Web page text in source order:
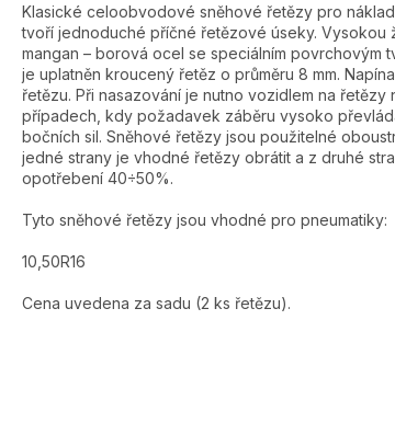
Klasické celoobvodové sněhové řetězy pro
tvoří jednoduché příčné řetězové úseky. Vysokou
mangan – borová ocel se speciálním povrchovým
je uplatněn kroucený řetěz o průměru 8 mm.
řetězu. Při nasazování je nutno vozidlem na
případech, kdy požadavek záběru vysoko
bočních sil. Sněhové řetězy jsou použitelné
jedné strany je vhodné řetězy obrátit a z druhé
opotřebení 40÷50%.
Tyto sněhové řetězy jsou vhodné pro pneumatiky:
10,50R16
Cena uvedena za sadu (2 ks řetězu).